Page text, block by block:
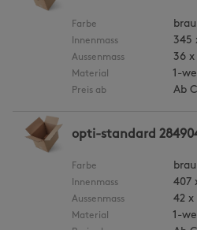
Farbe
Innenmass 345
Aussenmass 36 x
Material 1-
Preis ab Ab
opti-standard
Farbe
Innenmass 407
Aussenmass 42 x
Material 1-